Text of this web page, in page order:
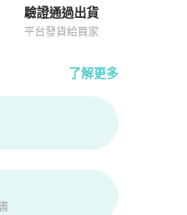
驗證通過出貨
平台發貨給買家
了解更多
程介紹